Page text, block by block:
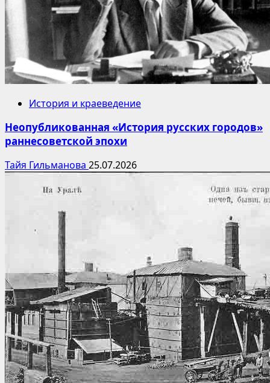
История и краеведение
Неопубликованная «История русских городов»
раннесоветской эпохи
Тайя Гильманова 25.07.2026